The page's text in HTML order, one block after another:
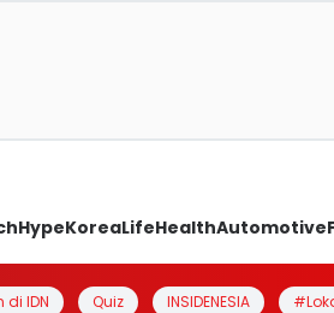
HypeKoreaLifeHealthAutomotive
di IDN Quiz INSIDENESIA